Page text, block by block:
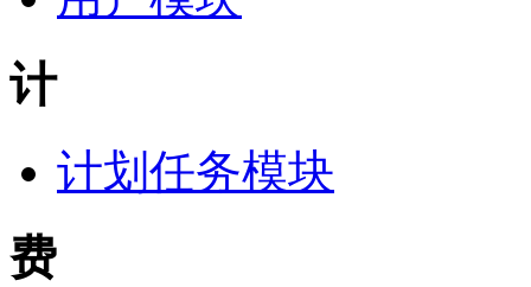
计
计划任务模块
费